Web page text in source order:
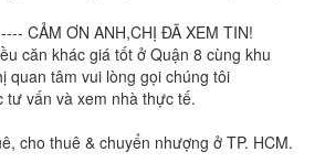
CẢM ƠN ANH,CHỊ ĐÃ XEM TIN!
căn khác giá tốt ở Quận 8 cùng khu
quan tâm vui lòng gọi chúng tôi
tư vấn và xem nhà thực tế.
cho thuê & chuyển nhượng ở TP. HCM.